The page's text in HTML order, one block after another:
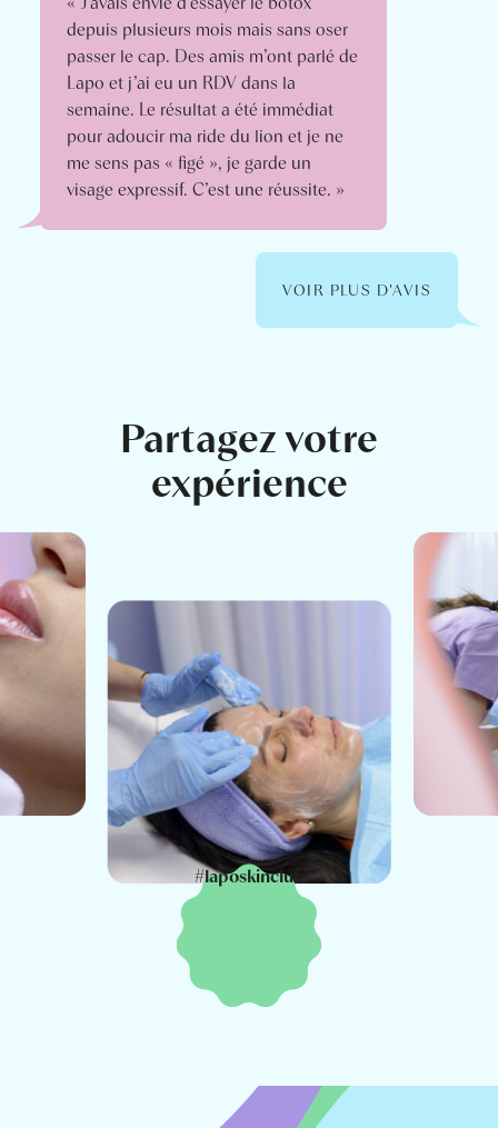
depuis plusieurs mois mais sans oser
passer le cap. Des amis m’ont parlé de
Lapo et j’ai eu un RDV dans la
semaine. Le résultat a été immédiat
pour adoucir ma ride du lion et je ne
me sens pas « figé », je garde un
visage expressif. C’est une réussite. »
VOIR PLUS D'AVIS
Partagez votre
expérience
#laposkinclub